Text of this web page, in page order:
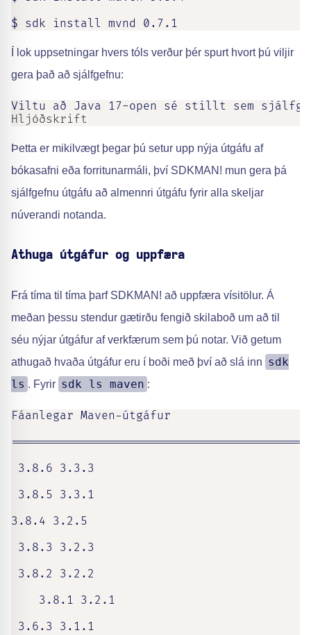
$ sdk install mvnd 0.7.1
Í lok uppsetningar hvers tóls verður þér spurt hvort þú viljir
gera það að sjálfgefnu:
Viltu að Java 17-open sé stillt sem
Hljóðskrift
Þetta er mikilvægt þegar þú setur upp nýja útgáfu af
bókasafni eða forritunarmáli, því SDKMAN! mun gera þá
sjálfgefnu útgáfu að almennri útgáfu fyrir alla skeljar
núverandi notanda.
Athuga útgáfur og uppfæra
Frá tíma til tíma þarf SDKMAN! að uppfæra vísitölur. Á
meðan þessu stendur gætirðu fengið skilaboð um að til
séu nýjar útgáfur af verkfærum sem þú notar. Við getum
athugað hvaða útgáfur eru í boði með því að slá inn sdk
ls . Fyrir sdk ls maven :
Fáanlegar Maven-útgáfur
3.8.6 3.3.3
3.8.5
3.8.4 3.2.5
3.8.3 3.2.3
3.8.2
    3.8.1 3.2.1
3.6.3